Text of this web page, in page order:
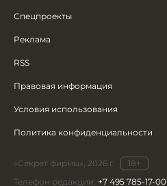
Спецпроекты
Реклама
RSS
Правовая информация
Условия использования
Политика конфиденциальности
«Секрет фирмы», 2026 г.
18+
Телефон редакции: +7 495 785-17-00